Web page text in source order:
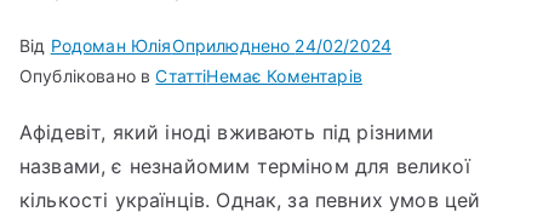
Від Родоман ЮліяОприлюднено 24/02/2024
Опубліковано вСтаттіНемає Коментарів
Афідевіт, який іноді вживають під різними
назвами, є незнайомим терміном для великої
кількості українців. Однак, за певних умов цей